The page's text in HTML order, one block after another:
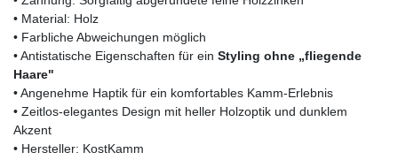
• Material: Holz
• Farbliche Abweichungen möglich
• Antistatische Eigenschaften für ein Styling ohne „fliegende
Haare"
• Angenehme Haptik für ein komfortables Kamm-Erlebnis
• Zeitlos-elegantes Design mit heller Holzoptik und dunklem
Akzent
• Hersteller: KostKamm